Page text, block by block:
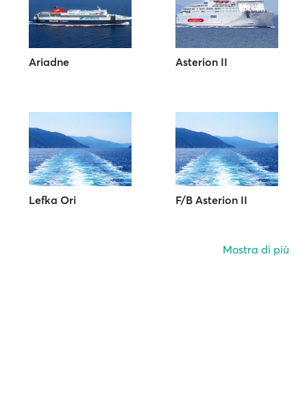
Ariadne Asterion II
Lefka Ori F/B Asterion II
Mostra di più